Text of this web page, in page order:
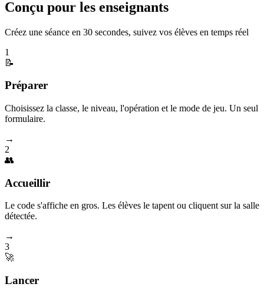
Conçu pour les enseignants
Créez une séance en 30 secondes, suivez vos élèves en temps réel
1
📝
Préparer
Choisissez la classe, le niveau, l'opération et le mode de jeu. Un seul
formulaire.
→
2
👥
Accueillir
Le code s'affiche en gros. Les élèves le tapent ou cliquent sur la salle
détectée.
→
3
🚀
Lancer